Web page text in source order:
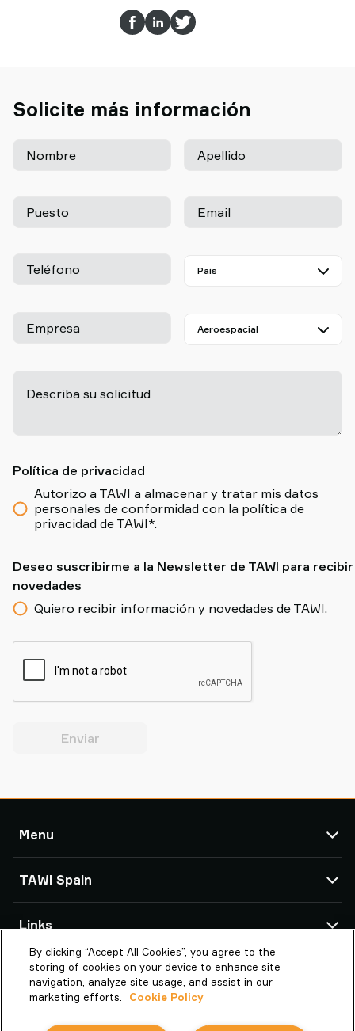
Solicite más información
Nombre Apellido
Puesto Email
Teléfono
Empresa
Describa su solicitud
Política de privacidad
Autorizo a TAWI a almacenar y tratar mis datos
personales de conformidad con la política de
privacidad de TAWI*.
Deseo suscribirme a la Newsletter de TAWI para recibir
novedades
Quiero recibir información y novedades de TAWI.
Enviar
Menu
Soluciones
Casos de éxito
Estudios Sectoriales
Acerca de TAWI
Vaculex es TAWI
Sostenibilidad en TAWI
TAWI Spain
Oficinas de TAWI
Av. Maresme, 16-18
Parc Empresarial Granland
08918 Badalona (Barcelona)
Links
Acerca de Piab Group
Estudios Sectoriales
Trabaja con nosotros
Terminos y Condiciones
By clicking “Accept All Cookies”, you agree to the
storing of cookies on your device to enhance site
navigation, analyze site usage, and assist in our
marketing efforts.
Cookie Policy